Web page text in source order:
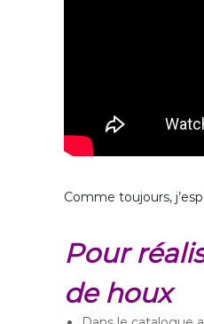
Comme toujours,
Pour
de houx